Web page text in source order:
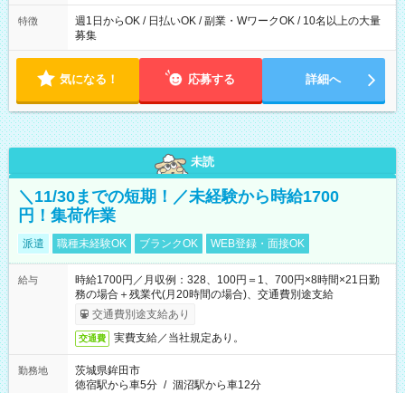
特徴
週1日からOK / 日払いOK / 副業・WワークOK / 10名以上の大量
募集
気になる！ 応募する 詳細へ
未読
＼11/30までの短期！／未経験から時給1700
円！集荷作業
派遣 職種未経験OK ブランクOK WEB登録・面接OK
給与
時給1700円／月収例：328、100円＝1、700円×8時間×21日勤
務の場合＋残業代(月20時間の場合)、交通費別途支給
交通費別途支給あり
交通費 実費支給／当社規定あり。
勤務地
茨城県鉾田市
徳宿駅から車5分 / 涸沼駅から車12分